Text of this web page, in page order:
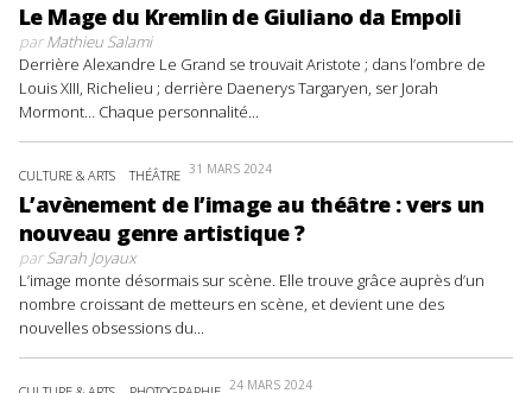
Le Mage du Kremlin de Giuliano da Empoli
parMathieu Salami
Derrière Alexandre Le Grand se trouvait Aristote ; dans l’ombre de
Louis XIII, Richelieu ; derrière Daenerys Targaryen, ser Jorah
Mormont… Chaque personnalité...
CULTURE & ARTS THÉÂTRE 31 MARS 2024
L’avènement de l’image au théâtre : vers un
nouveau genre artistique ?
parSarah Joyaux
L’image monte désormais sur scène. Elle trouve grâce auprès d’un
nombre croissant de metteurs en scène, et devient une des
nouvelles obsessions du...
24 MARS 2024